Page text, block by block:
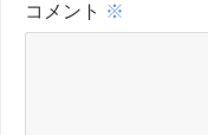
コメント ※